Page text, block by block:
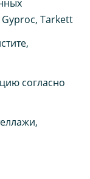
Tarkett
согласно